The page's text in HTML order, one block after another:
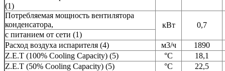
(1)
Потребляемая мощность вентилятора
конденсатора,
кВт
0,7
с питанием от сети (1)
Расход воздуха испарителя (4)
м3/ч
1890
Z.E.T (100% Cooling Capacity) (5)
°C
18,1
Z.E.T (50% Cooling Capacity) (5)
°C
22,5